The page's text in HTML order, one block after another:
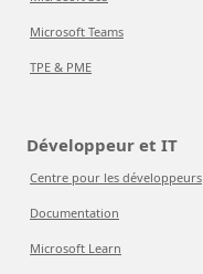
Microsoft Teams
TPE & PME
Développeur et IT
Centre pour les développeurs
Documentation
Microsoft Learn